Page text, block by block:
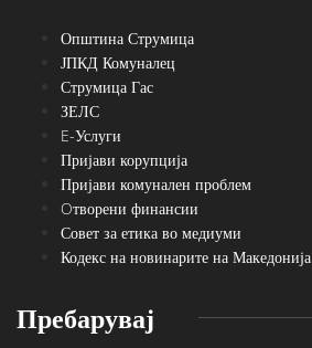
Општина Струмица
ЈПКД Комуналец
Струмица Гас
ЗЕЛС
E-Услуги
Пријави корупција
Пријави комунален проблем
Oтворени финансии
Совет за етика во медиуми
Кодекс на новинарите на Македонија
Пребарувај